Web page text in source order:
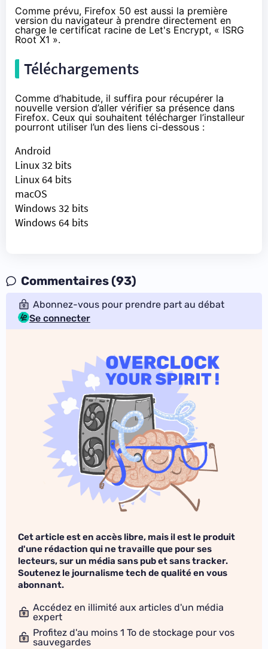
Comme prévu, Firefox 50 est aussi la première
version du navigateur à prendre directement en
charge le certificat racine de Let's Encrypt, « ISRG
Root X1 ».
Téléchargements
Comme d’habitude, il suffira pour récupérer la
nouvelle version d’aller vérifier sa présence dans
Firefox. Ceux qui souhaitent télécharger l’installeur
pourront utiliser l’un des liens ci-dessous :
Android
Linux 32 bits
Linux 64 bits
macOS
Windows 32 bits
Windows 64 bits
Commentaires (93)
Abonnez-vous pour prendre part au débat
Se connecter
Cet article est en accès libre, mais il est le produit
d'une rédaction qui ne travaille que pour ses
lecteurs, sur un média sans pub et sans tracker.
Soutenez le journalisme tech de qualité en vous
abonnant.
Accédez en illimité aux articles d'un média
expert
Profitez d'au moins 1 To de stockage pour vos
sauvegardes